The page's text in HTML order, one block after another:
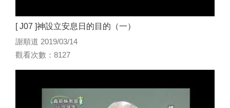
[ J07 ]神設立安息日的目的（一）
謝順道 2019/03/14
觀看次數：8127